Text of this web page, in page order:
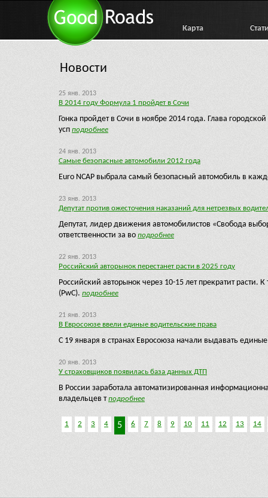
Карта
Новости
25 янв. 2013
В 2014 году Формула 1 пройдет в Сочи
Гонка пройдет в Сочи в ноябре 2014 года. Глава
усп подробнее
24 янв. 2013
Самые безопасные автомобили 2012 года
Euro NCAP выбрала самый безопасный автомобиль в
23 янв. 2013
Депутат против ожесточения наказаний для нетрезвых
Депутат, лидер движения автомобилистов «Свобода
ответственности за во подробнее
22 янв. 2013
Российский авторынок перестанет расти в 2025 году
Российский авторынок через 10-15 лет прекратит
(PwC). подробнее
21 янв. 2013
В Евросоюзе ввели единые водительские права
С 19 января в странах Евросоюза начали выдавать
20 янв. 2013
У cтраховщиков появилась база данных ДТП
В России заработала автоматизированная
владельцев тподробнее
1 2 3 4 5 6 7 8 9 10 11 12 13 14